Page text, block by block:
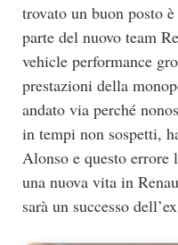
trovato un buon posto è
parte del nuovo team
vehicle performance
prestazioni della
andato via perché
in tempi non sospetti,
Alonso e questo errore
una nuova vita in
sarà un successo